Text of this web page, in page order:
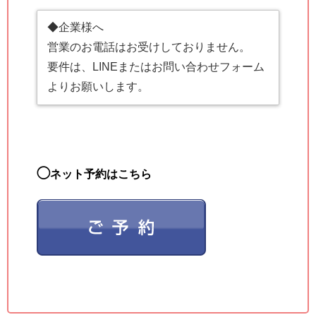
◆企業様へ
営業のお電話はお受けしておりません。
要件は、LINEまたはお問い合わせフォーム
よりお願いします。
◯ネット予約はこちら